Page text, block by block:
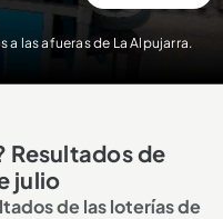
a las afueras de La Alpujarra.
Resultados de
julio
de las loterías de